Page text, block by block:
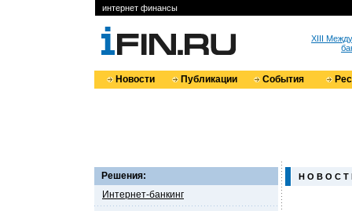
интернет финансы
XIII
Новости Публикации События
Решения:
Интернет-банкинг
Н О В О С Т